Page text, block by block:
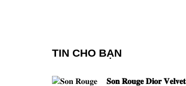
TIN CHO BẠN
𝐒𝐨𝐧 𝐑𝐨𝐮𝐠𝐞 𝐃𝐢𝐨𝐫 𝐕𝐞𝐥𝐯𝐞𝐭